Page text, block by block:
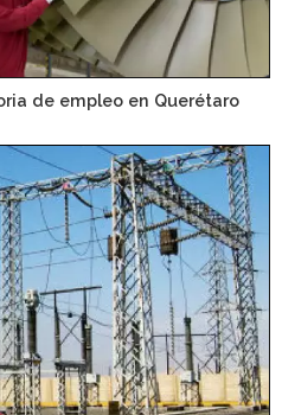
de empleo en Querétaro